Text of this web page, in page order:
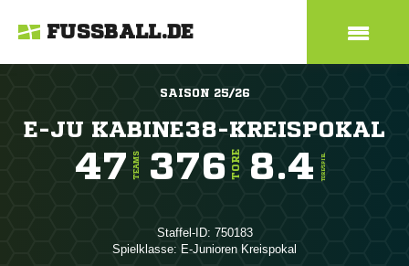
FUSSBALL.DE
SAISON 25/26
E-JU KABINE38-KREISPOKAL
47 TEAMS 376 TORE 8.4 TORE/SPIEL
Staffel-ID: 750183
Spielklasse: E-Junioren Kreispokal